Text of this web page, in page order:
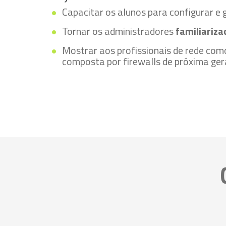
Capacitar os alunos para configurar
Tornar os administradores
Mostrar aos profissionais de rede
composta por firewalls de próxima